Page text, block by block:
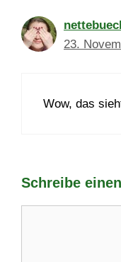
23.
Wow, das
Schreibe